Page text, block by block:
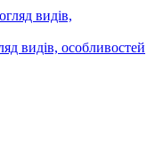
видів, особливостей